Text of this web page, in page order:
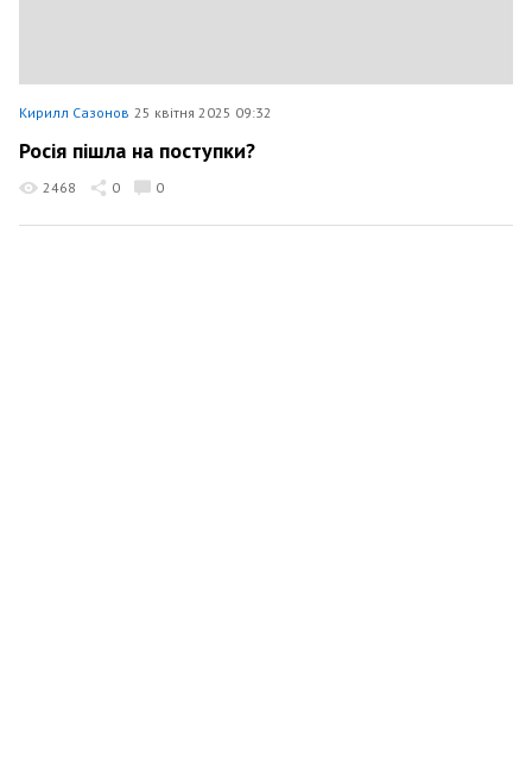
Кирилл Сазонов 25 квітня 2025 09:32
Росія пішла на поступки?
2468 0 0